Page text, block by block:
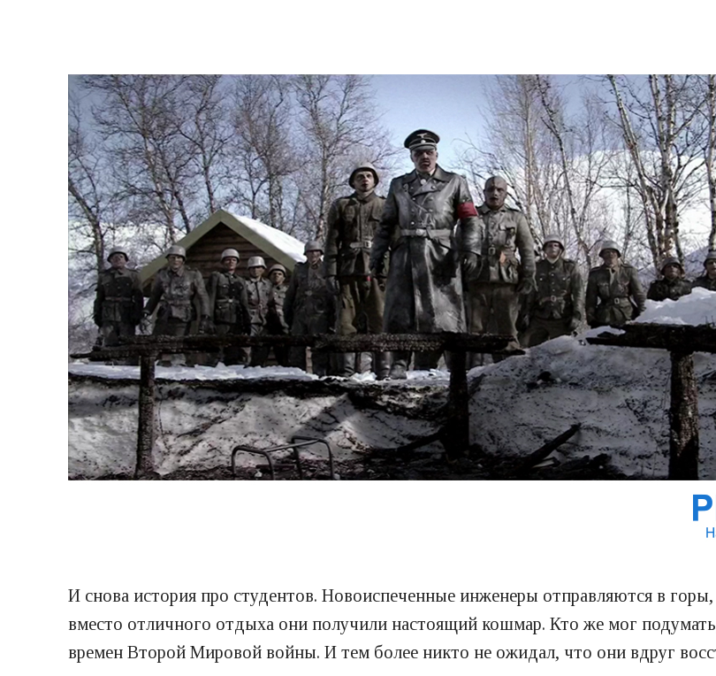
И снова история про студентов. Новоиспеченные инженеры отправляются в
вместо отличного отдыха они получили настоящий кошмар. Кто же мог
времен Второй Мировой войны. И тем более никто не ожидал, что они вдруг